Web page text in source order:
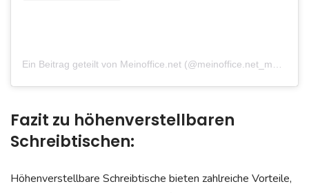
Fazit zu höhenverstellbaren
Schreibtischen:
Höhenverstellbare Schreibtische bieten zahlreiche Vorteile,